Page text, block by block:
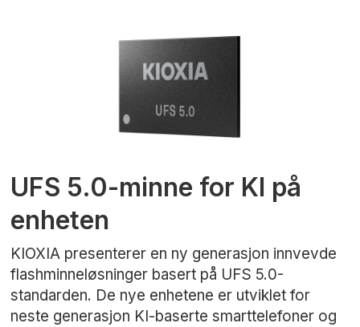
UFS 5.0-minne for KI på
enheten
KIOXIA presenterer en ny generasjon innvevde
flashminneløsninger basert på UFS 5.0-
standarden. De nye enhetene er utviklet for
neste generasjon KI-baserte smarttelefoner og